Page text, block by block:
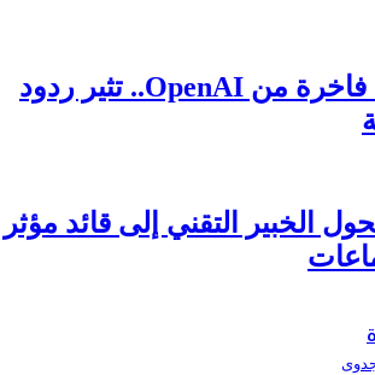
أول رحلة فاخرة من OpenAI.. تثير ردود
الخبير التقني إلى قائد مؤثر